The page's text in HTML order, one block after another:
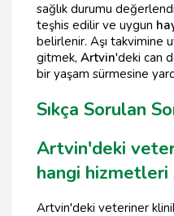
sağlık durumu
teşhis edilir ve uygun
belirlenir. Aşı takvimine
gitmek, Artvin'deki can
bir yaşam sürmesine
Sıkça Sorulan
Artvin'deki
hangi hizmetleri
Artvin'deki veteriner